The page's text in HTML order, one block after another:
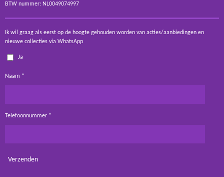
BTW nummer: NL0049074997
Ik wil graag als eerst op de hoogte gehouden worden van acties/aanbiedingen en
nieuwe collecties via WhatsApp
Ja
Naam *
Telefoonnummer *
Verzenden